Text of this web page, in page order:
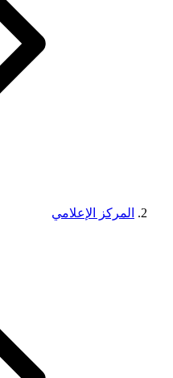
المركز الإعلامي